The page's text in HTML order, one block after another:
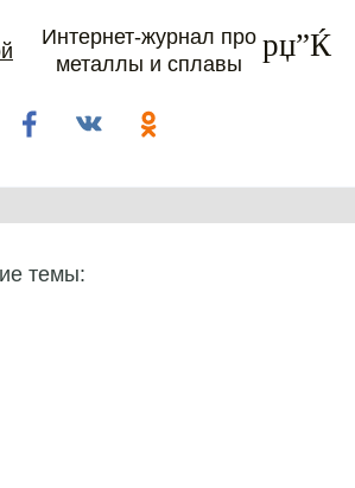
Интернет-журнал про
металлы и сплавы
темы: